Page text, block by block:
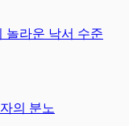
놀라운 낙서 수준
의 분노